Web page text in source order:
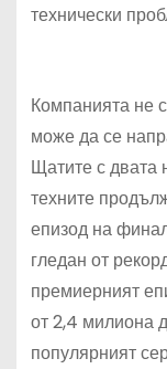
технически
Компанията не
може да се
Щатите с двата
техните
епизод на
гледан от
премиерният
от 2,4 милиона
популярният